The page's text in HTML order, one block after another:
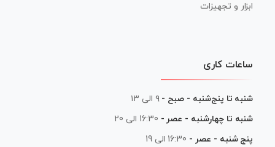
ابزار و تجهیزات
ساعات کاری
شنبه تا پنج‌شنبه - صبح - ۹ الی ۱۳
شنبه تا چهارشنبه - عصر - 16:30 الی 20
پنج شنبه - عصر - 16:30 الی 19